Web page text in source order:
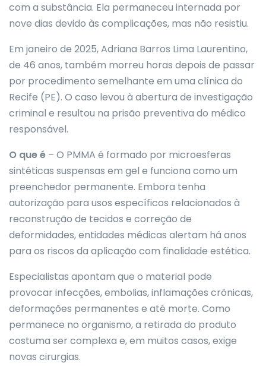
com a substância. Ela permaneceu internada por
nove dias devido às complicações, mas não resistiu.
Em janeiro de 2025, Adriana Barros Lima Laurentino,
de 46 anos, também morreu horas depois de passar
por procedimento semelhante em uma clínica do
Recife (PE). O caso levou à abertura de investigação
criminal e resultou na prisão preventiva do médico
responsável.
O que é – O PMMA é formado por microesferas
sintéticas suspensas em gel e funciona como um
preenchedor permanente. Embora tenha
autorização para usos específicos relacionados à
reconstrução de tecidos e correção de
deformidades, entidades médicas alertam há anos
para os riscos da aplicação com finalidade estética.
Especialistas apontam que o material pode
provocar infecções, embolias, inflamações crônicas,
deformações permanentes e até morte. Como
permanece no organismo, a retirada do produto
costuma ser complexa e, em muitos casos, exige
novas cirurgias.